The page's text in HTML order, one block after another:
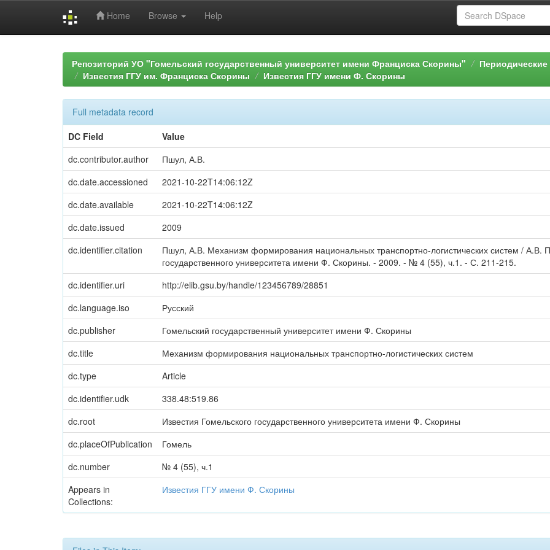
Home Browse Help
Репозиторий УО "Гомельский государственный университет имени Франциска Скорины"
Периодические
Известия ГГУ им. Франциска Скорины
Известия ГГУ имени Ф. Скорины
Full metadata record
DC Field
Value
dc.contributor.author
Пшул, А.В.
dc.date.accessioned
2021-10-22T14:06:12Z
dc.date.available
2021-10-22T14:06:12Z
dc.date.issued
2009
dc.identifier.citation
Пшул, А.В. Механизм формирования национальных транспортно-логистических систем / А.В.
государственного университета имени Ф. Скорины. - 2009. - № 4 (55), ч.1. - С. 211-215.
dc.identifier.uri http://elib.gsu.by/handle/123456789/28851
dc.language.iso
Русский
dc.publisher
Гомельский государственный университет имени Ф. Скорины
dc.title
Механизм формирования национальных транспортно-логистических систем
dc.type
Article
dc.identifier.udk
338.48:519.86
dc.root
Известия Гомельского государственного университета имени Ф. Скорины
dc.placeOfPublication
Гомель
dc.number
№ 4 (55), ч.1
Appears in
Collections:
Известия ГГУ имени Ф. Скорины